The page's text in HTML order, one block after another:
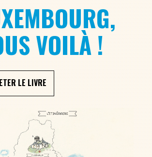
VOILÀ !
LE LIVRE